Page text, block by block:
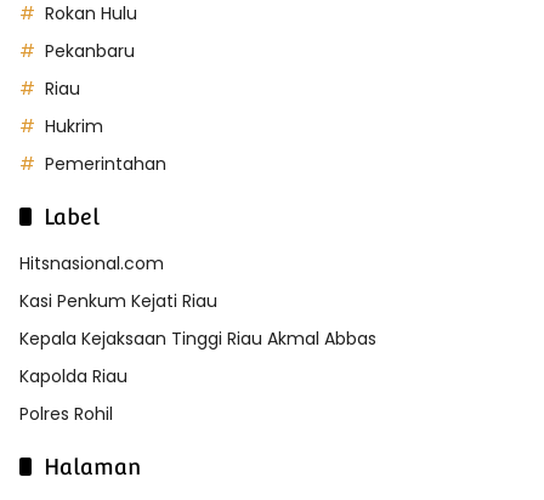
Rokan Hulu
Pekanbaru
Riau
Hukrim
Pemerintahan
Label
Hitsnasional.com
Kasi Penkum Kejati Riau
Kepala Kejaksaan Tinggi Riau Akmal Abbas
Kapolda Riau
Polres Rohil
Halaman